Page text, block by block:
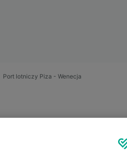
Port lotniczy Piza - Wenecja